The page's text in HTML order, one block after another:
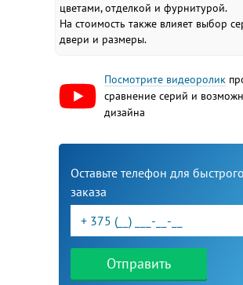
цветами, отделкой и фурнитурой.
На стоимость также влияет выбор
двери и размеры.
Посмотрите видеоролик
сравнение серий и
дизайна
Оставьте телефон для быстрого
заказа
Отправить